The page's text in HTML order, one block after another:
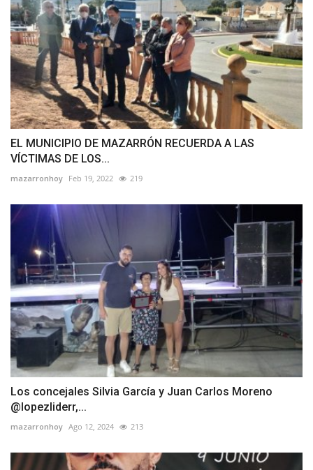
EL MUNICIPIO DE MAZARRÓN RECUERDA A LAS
VÍCTIMAS DE LOS...
mazarronhoy Feb 19, 2022 219
Los concejales Silvia García y Juan Carlos Moreno
@lopezliderr,...
mazarronhoy Ago 12, 2024 213